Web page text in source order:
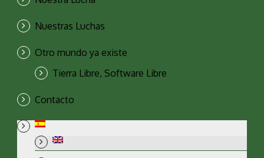
Nuestras Luchas
Otro mundo ya existe
Tierra Libre, Software Libre
Contacto